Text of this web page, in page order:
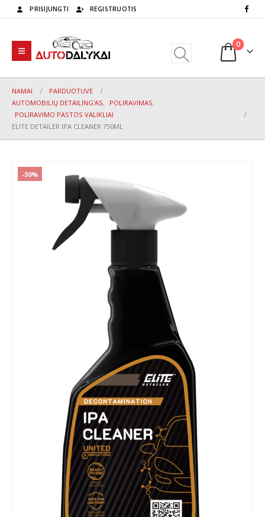
PRISIJUNGTI REGISTRUOTIS
0
NAMAI
PARDUOTUVĖ
AUTOMOBILIŲ DETAILING'AS, POLIRAVIMAS,
POLIRAVIMO PASTOS VALIKLIAI
ELITE DETAILER IPA CLEANER 750ML
-30%